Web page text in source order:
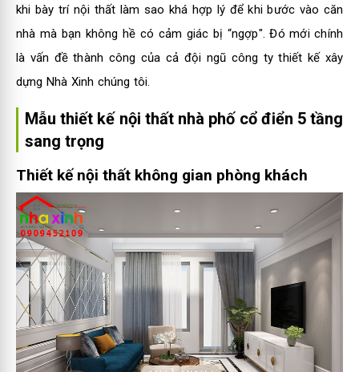
khi bày trí nội thất làm sao khá hợp lý để khi bước vào căn
nhà mà bạn không hề có cảm giác bị “ngợp". Đó mới chính
là vấn đề thành công của cả đội ngũ công ty thiết kế xây
dựng Nhà Xinh chúng tôi.
Mẫu thiết kế nội thất nhà phố cổ điển 5 tầng
sang trọng
Thiết kế nội thất không gian phòng khách